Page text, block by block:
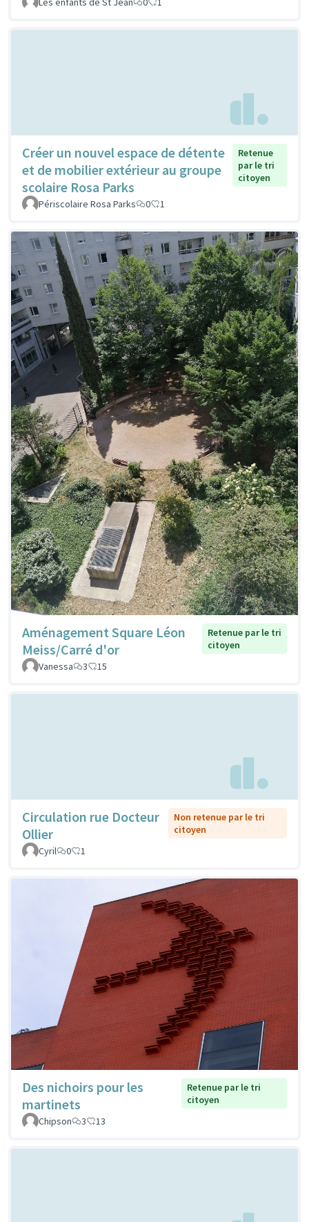
Créer un nouvel espace de détente
et de mobilier extérieur au groupe
scolaire Rosa Parks
Retenue
par le tri
citoyen
Périscolaire Rosa Parks 0 1
Aménagement Square Léon
Meiss/Carré d'or
Retenue par le tri
citoyen
Vanessa
3 15
Circulation rue Docteur
Ollier
Non retenue par le tri
citoyen
Cyril
0 1
Des nichoirs pour les
martinets
Retenue par le tri
citoyen
Chipson
3 13